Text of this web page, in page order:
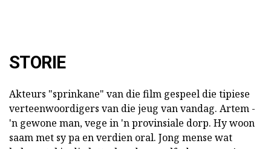
STORIE
Akteurs "sprinkane" van die film gespeel die tipiese
verteenwoordigers van die jeug van vandag. Artem -
'n gewone man, vege in 'n provinsiale dorp. Hy woon
saam met sy pa en verdien oral. Jong mense wat